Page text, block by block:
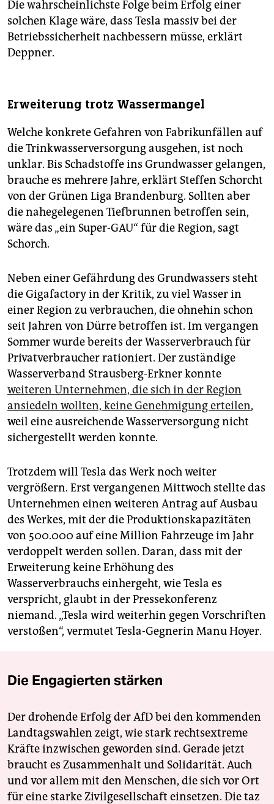
Die wahrscheinlichste Folge beim Erfolg einer
solchen Klage wäre, dass Tesla massiv bei der
Betriebssicherheit nachbessern müsse, erklärt
Deppner.
Erweiterung trotz Wassermangel
Welche konkrete Gefahren von Fabrik­unfällen auf
die Trinkwasserversorgung ausgehen, ist noch
unklar. Bis Schadstoffe ins Grundwasser gelangen,
brauche es mehrere Jahre, erklärt Steffen Schorcht
von der Grünen Liga Brandenburg. Sollten aber
die nahegelegenen Tiefbrunnen betroffen sein,
wäre das „ein Super-GAU“ für die Region, sagt
Schorch.
Neben einer Gefährdung des Grundwassers steht
die Gigafactory in der Kritik, zu viel Wasser in
einer Region zu verbrauchen, die ohnehin schon
seit Jahren von Dürre betroffen ist. Im vergangen
Sommer wurde bereits der Wasserverbrauch für
Privatverbraucher rationiert. Der zuständige
Wasserverband Strausberg-Erkner konnte
weiteren Unternehmen, die sich in der Region
ansiedeln wollten, keine Genehmigung erteilen,
weil eine ausreichende Wasserversorgung nicht
sichergestellt werden konnte.
Trotzdem will Tesla das Werk noch weiter
vergrößern. Erst vergangenen Mittwoch stellte das
Unternehmen einen weiteren Antrag auf Ausbau
des Werkes, mit der die Produktionskapazitäten
von 500.000 auf eine Million Fahrzeuge im Jahr
verdoppelt werden sollen. Daran, dass mit der
Erweiterung keine Erhöhung des
Wasserverbrauchs einhergeht, wie Tesla es
verspricht, glaubt in der Pressekonferenz
niemand. „Tesla wird weiterhin gegen Vorschriften
verstoßen“, vermutet Tesla-Gegnerin Manu Hoyer.
Die Engagierten stärken
Der drohende Erfolg der AfD bei den kommenden
Landtagswahlen zeigt, wie stark rechtsextreme
Kräfte inzwischen geworden sind. Gerade jetzt
braucht es Zusammenhalt und Solidarität. Auch
und vor allem mit den Menschen, die sich vor Ort
für eine starke Zivilgesellschaft einsetzen. Die taz